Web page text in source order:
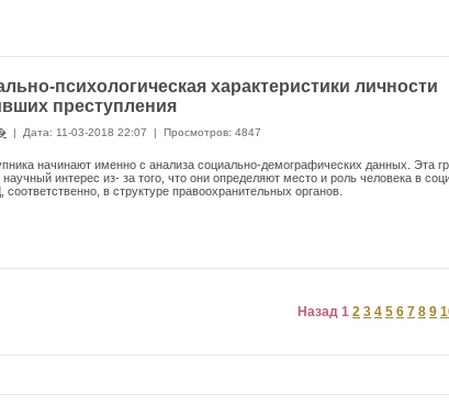
психологическая характеристики личности
преступления
| Дата: 11-03-2018 22:07 | Просмотров: 4847
начинают имен­но с анализа социально-демографических данных. Эта
интерес из- за того, что они определяют место и роль человека в
в струк­туре правоохранительных органов.
Назад 1 2 3 4 5 6 7 8 9